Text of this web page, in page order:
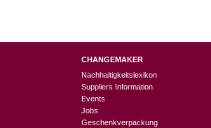
CHANGEMAKER
Nachhaltigkeitslexikon
Suppliers Information
Events
Jobs
Geschenkverpackung